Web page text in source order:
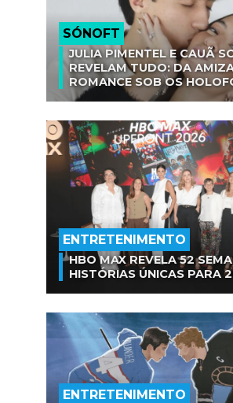
SÓNOFT
JULIA PIMENTEL E CAUÃ
REVELAM TUDO: DA
ROMANCE SOB OS
ENTRETENIMENTO
HBO MAX REVELA 52
HISTÓRIAS ÚNICAS PARA
ENTRETENIMENTO